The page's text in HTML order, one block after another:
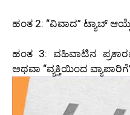
ಹಂತ 2: “ವಿವಾದ” ಟ್ಯಾಬ್
ಹಂತ 3: ವಹಿವಾಟಿನ
ಅಥವಾ “ವ್ಯಕ್ತಿಯಿಂದ